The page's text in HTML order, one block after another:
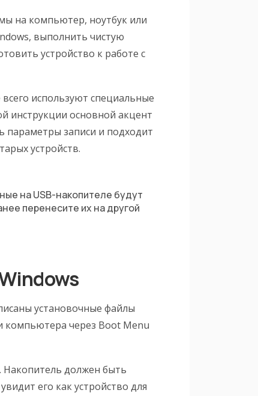
на компьютер, ноутбук или
выполнить чистую
устройство к работе с
используют специальные
инструкции основной акцент
параметры записи и подходит
устройств.
на USB-накопителе будут
перенесите их на другой
установочные файлы
через Boot Menu
Накопитель должен быть
его как устройство для